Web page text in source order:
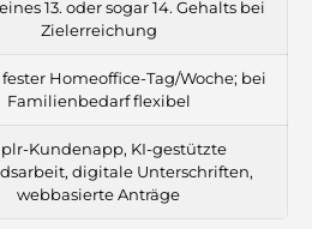
13. oder sogar 14. Gehalts bei
Zielerreichung
fester Homeoffice-Tag/Woche; bei
Familienbedarf flexibel
Kundenapp, KI-gestützte
digitale Unterschriften,
webbasierte Anträge